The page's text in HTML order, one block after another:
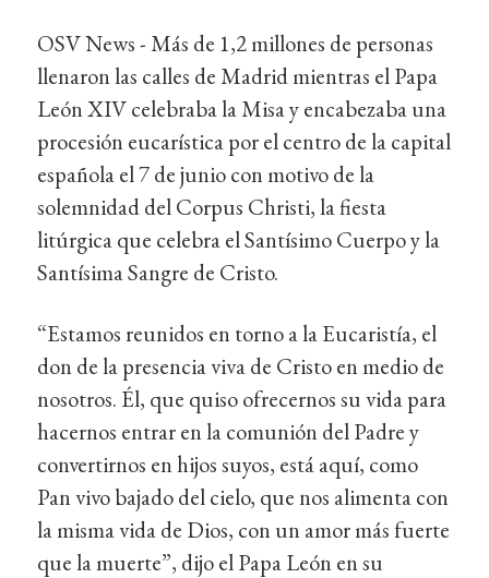
OSV News - Más de 1,2 millones de personas
llenaron las calles de Madrid mientras el Papa
León XIV celebraba la Misa y encabezaba una
procesión eucarística por el centro de la capital
española el 7 de junio con motivo de la
solemnidad del Corpus Christi, la fiesta
litúrgica que celebra el Santísimo Cuerpo y la
Santísima Sangre de Cristo.
“Estamos reunidos en torno a la Eucaristía, el
don de la presencia viva de Cristo en medio de
nosotros. Él, que quiso ofrecernos su vida para
hacernos entrar en la comunión del Padre y
convertirnos en hijos suyos, está aquí, como
Pan vivo bajado del cielo, que nos alimenta con
la misma vida de Dios, con un amor más fuerte
que la muerte”, dijo el Papa León en su